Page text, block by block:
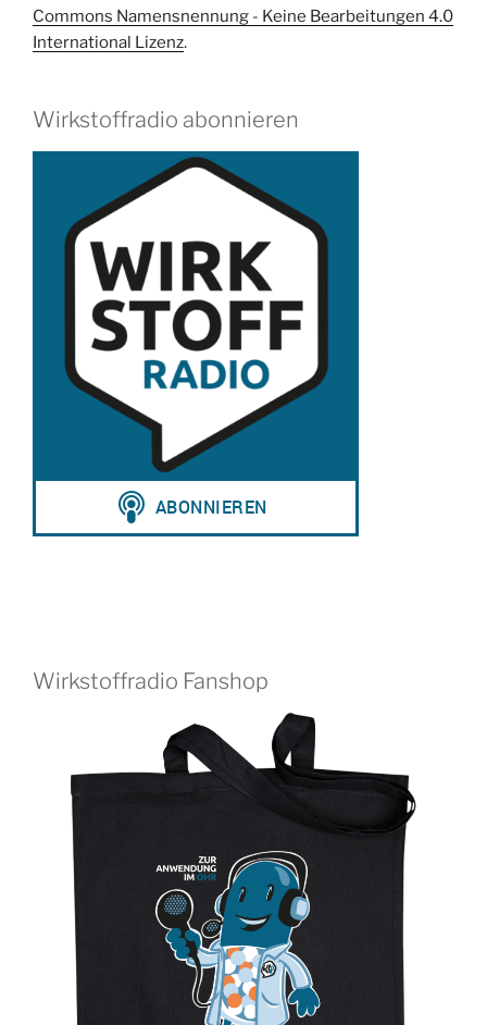
Commons Namensnennung - Keine Bearbeitungen 4.0
International Lizenz.
Wirkstoffradio abonnieren
Wirkstoffradio Fanshop